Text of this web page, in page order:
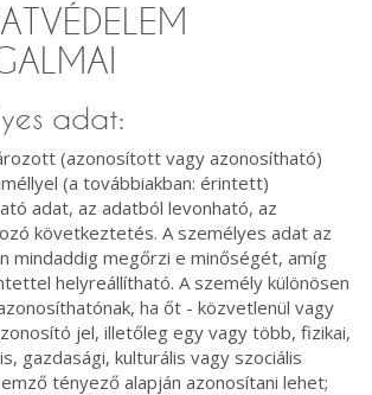
adat:
(azonosított vagy azonosítható)
(a továbbiakban: érintett)
adat, az adatból levonható, az
következtetés. A személyes adat az
mindaddig megőrzi e minőségét, amíg
helyreállítható. A személy különösen
ha őt - közvetlenül vagy
jel, illetőleg egy vagy több, fizikai,
gazdasági, kulturális vagy szociális
tényező alapján azonosítani lehet;